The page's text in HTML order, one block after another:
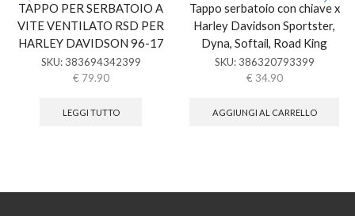
TAPPO PER SERBATOIO A
VITE VENTILATO RSD PER
HARLEY DAVIDSON 96-17
SKU: 383694342399
€ 79.90
LEGGI TUTTO
Tappo serbatoio con chiave x
Harley Davidson Sportster,
Dyna, Softail, Road King
SKU: 386320793399
€ 34.90
AGGIUNGI AL CARRELLO